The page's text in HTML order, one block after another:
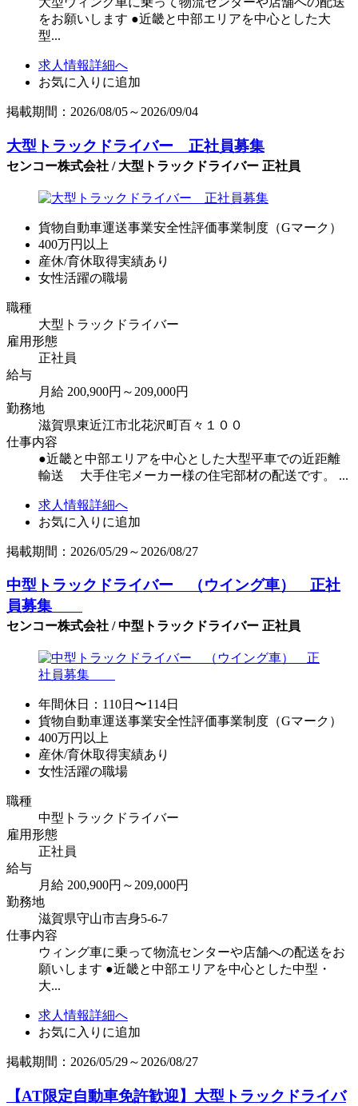
をお願いします ●近畿と中部エリアを中心とした大
型...
求人情報詳細へ
お気に入りに追加
掲載期間：2026/08/05～2026/09/04
大型トラックドライバー 正社員募集
センコー株式会社 / 大型トラックドライバー 正社員
貨物自動車運送事業安全性評価事業制度（Gマーク）
400万円以上
産休/育休取得実績あり
女性活躍の職場
職種
大型トラックドライバー
雇用形態
正社員
給与
月給 200,900円～209,000円
勤務地
滋賀県東近江市北花沢町百々１００
仕事内容
●近畿と中部エリアを中心とした大型平車での近距離
輸送 大手住宅メーカー様の住宅部材の配送です。 ...
求人情報詳細へ
お気に入りに追加
掲載期間：2026/05/29～2026/08/27
中型トラックドライバー （ウイング車） 正社
員募集
センコー株式会社 / 中型トラックドライバー 正社員
年間休日：110日〜114日
貨物自動車運送事業安全性評価事業制度（Gマーク）
400万円以上
産休/育休取得実績あり
女性活躍の職場
職種
中型トラックドライバー
雇用形態
正社員
給与
月給 200,900円～209,000円
勤務地
滋賀県守山市吉身5-6-7
仕事内容
ウィング車に乗って物流センターや店舗への配送をお
願いします ●近畿と中部エリアを中心とした中型・
大...
求人情報詳細へ
お気に入りに追加
掲載期間：2026/05/29～2026/08/27
【AT限定自動車免許歓迎】大型トラックドライバ